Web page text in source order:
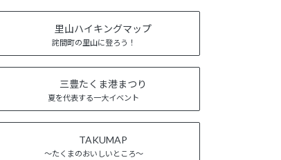
里山ハイキングマップ
詫間町の里山に登ろう！
三豊たくま港まつり
夏を代表する一大イベント
TAKUMAP
～たくまのおいしいところ～